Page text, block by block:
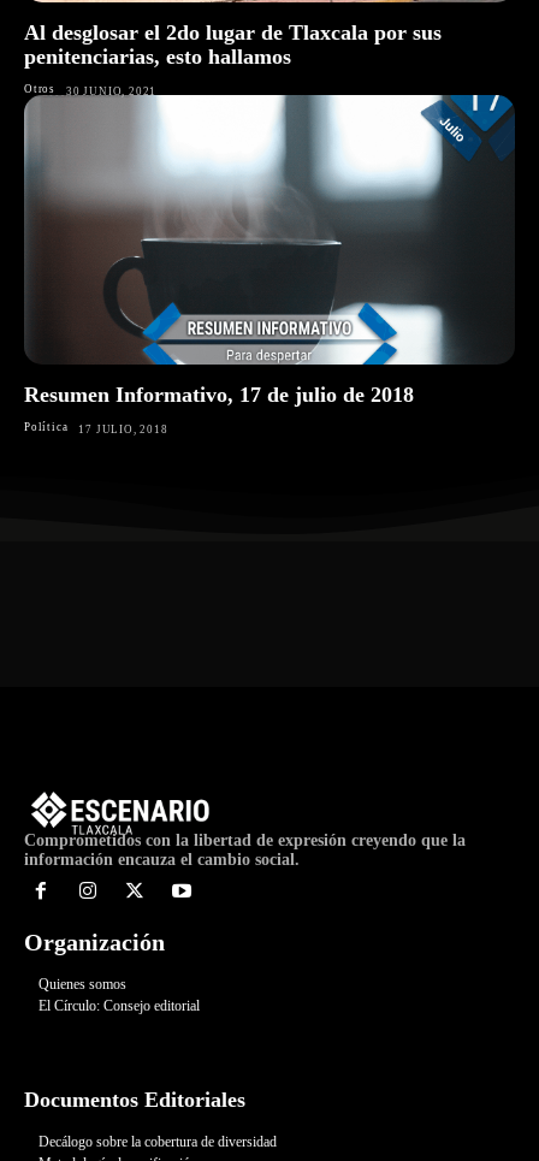
Al desglosar el 2do lugar de Tlaxcala por sus
penitenciarias, esto hallamos
Otros 30 JUNIO, 2021
Resumen Informativo, 17 de julio de 2018
Política 17 JULIO, 2018
Comprometidos con la libertad de expresión creyendo que la
información encauza el cambio social.
Organización
Quienes somos
El Círculo: Consejo editorial
Documentos Editoriales
Decálogo sobre la cobertura de diversidad